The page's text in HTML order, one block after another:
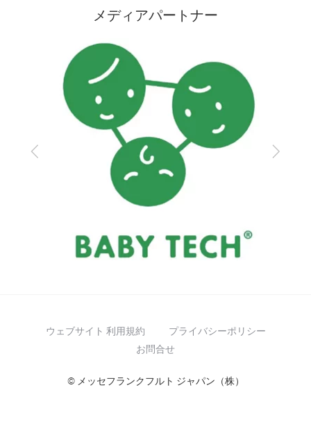
メディアパートナー
Previous Next
ウェブサイト 利用規約
プライバシーポリシー
お問合せ
© メッセフランクフルト ジャパン（株）